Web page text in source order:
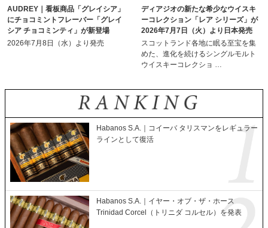
AUDREY｜看板商品「グレイシア」
にチョコミントフレーバー「グレイ
シア チョコミンティ」が新登場
2026年7月8日（水）より発売
ディアジオの新たな希少なウイスキ
ーコレクション「レア シリーズ」が
2026年7月7日（火）より日本発売
スコットランド各地に眠る至宝を集
めた、進化を続けるシングルモルト
ウイスキーコレクショ …
Habanos S.A.｜コイーバ タリスマンをレギュラー
ラインとして復活
Habanos S.A.｜イヤー・オブ・ザ・ホース
Trinidad Corcel（トリニダ コルセル）を発表